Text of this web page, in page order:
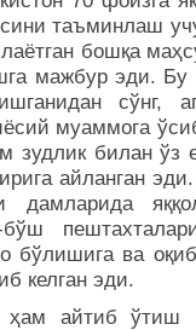
таъминлаш
бошқа
мажбур эди.
сўнг,
муаммога
зудлик билан ўз
айланган
дамларида
бўлишига ва
келган эди.
айтиб ўтиш